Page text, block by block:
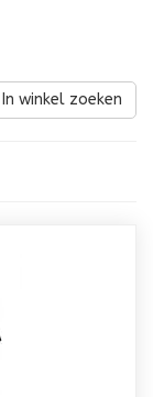
In winkel zoeken